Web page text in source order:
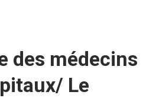
des médecins
Le